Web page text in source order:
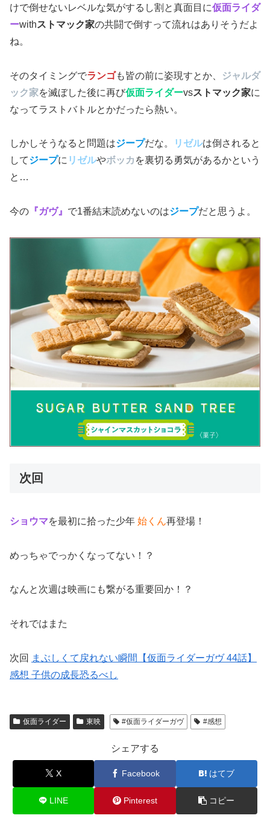
けで倒せないレベルな気がするし割と真面目に仮面ライダ
ーwithストマック家の共闘で倒すって流れはありそうだよ
ね。
そのタイミングでランゴも皆の前に姿現すとか、
ジャルダ
ック家を滅ぼした後に再び仮面ライダーvsストマック家に
なってラストバトルとかだったら熱い。
しかしそうなると問題はジープだな。 リゼルは倒されると
してジープに リゼルやボッカ を裏切る勇気があるかという
と…
今の 『ガヴ』 で1番結末読めないのはジープだと思うよ。
次回
ショウマを最初に拾った少年 始くん再登場！
めっちゃでっかくなってない！？
なんと次週は映画にも繋がる重要回か！？
それではまた
次回 まぶしくて戻れない瞬間【仮面ライダーガヴ 44話】
感想 子供の成長恐るべし
仮面ライダー 東映 #仮面ライダーガヴ #感想
シェアする
X Facebook はてブ
LINE Pinterest コピー